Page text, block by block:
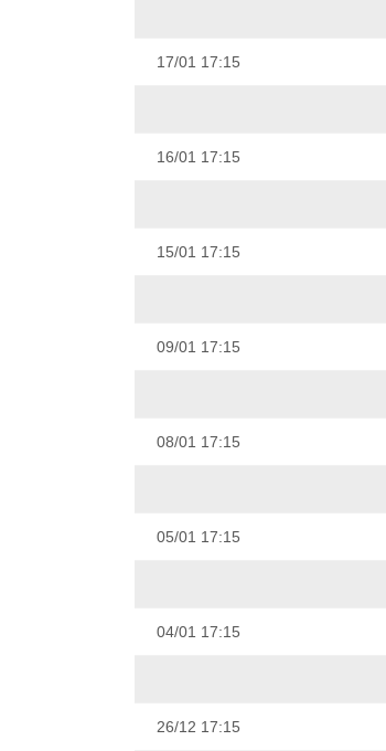
17/01 17:15
16/01 17:15
15/01 17:15
09/01 17:15
08/01 17:15
05/01 17:15
04/01 17:15
26/12 17:15